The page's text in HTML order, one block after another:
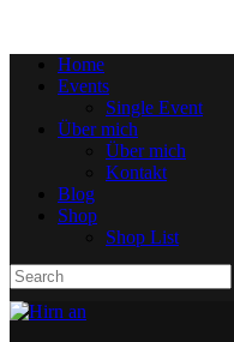
Home
Events
Single Event
Über mich
Über mich
Kontakt
Blog
Shop
Shop List